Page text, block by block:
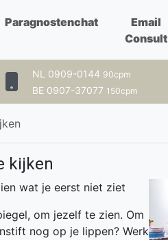
Paragnostenchat
Email
Consult
NL 0909-0144 90cpm
BE 0907-37077 150cpm
kijken
wat je eerst niet ziet
om jezelf te zien. Om
nog op je lippen? Werk